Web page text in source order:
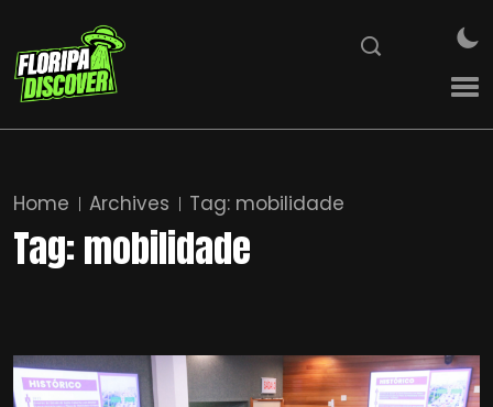
Home Archives Tag: mobilidade
Tag:mobilidade